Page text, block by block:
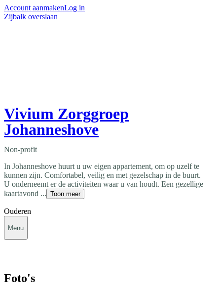
Account aanmakenLog in
Zijbalk overslaan
Vivium Zorggroep
Johanneshove
Non-profit
In Johanneshove huurt u uw eigen appartement, om op uzelf te
kunnen zijn. Comfortabel, veilig en met gezelschap in de buurt.
U onderneemt er de activiteiten waar u van houdt. Een gezellige
kaartavond ... Toon meer
Ouderen
Menu
Foto's